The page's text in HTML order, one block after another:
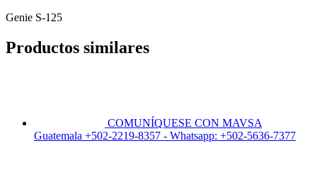
Genie S-125
Productos similares
COMUNÍQUESE CON MAVSA
Guatemala +502-2219-8357 - Whatsapp: +502-5636-7377